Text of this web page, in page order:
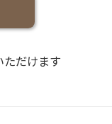
ただけます